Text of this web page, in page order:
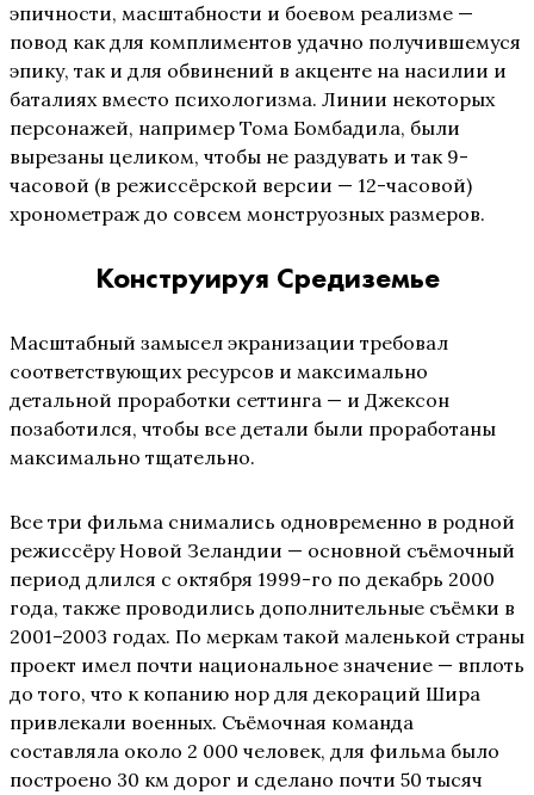
эпичности, масштабности и боевом реализме —
повод как для комплиментов удачно получившемуся
эпику, так и для обвинений в акценте на насилии и
баталиях вместо психологизма. Линии некоторых
персонажей, например Тома Бомбадила, были
вырезаны целиком, чтобы не раздувать и так 9-
часовой (в режиссёрской версии — 12-часовой)
хронометраж до совсем монструозных размеров.
Конструируя Средиземье
Масштабный замысел экранизации требовал
соответствующих ресурсов и максимально
детальной проработки сеттинга — и Джексон
позаботился, чтобы все детали были проработаны
максимально тщательно.
Все три фильма снимались одновременно в родной
режиссёру Новой Зеландии — основной съёмочный
период длился с октября 1999-го по декабрь 2000
года, также проводились дополнительные съёмки в
2001–2003 годах. По меркам такой маленькой страны
проект имел почти национальное значение — вплоть
до того, что к копанию нор для декораций Шира
привлекали военных. Съёмочная команда
составляла около 2 000 человек, для фильма было
построено 30 км дорог и сделано почти 50 тысяч